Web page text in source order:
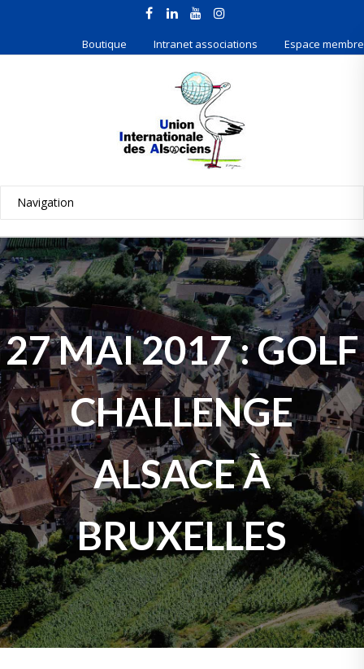
Boutique Intranet associations Espace membre
27 MAI 2017 : GOLF
CHALLENGE
ALSACE À
BRUXELLES